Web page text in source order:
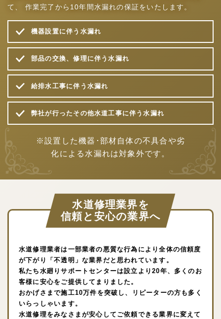
て、
作業完了から10年間水漏れの保証をいたします。
機器設置に伴う水漏れ
部品の交換、修理に伴う水漏れ
給排水工事に伴う水漏れ
弊社が行ったその他水道工事に伴う水漏れ
※設置した機器･部材自体の不具合や劣
化による水漏れは対象外です。
水道修理業界を
信頼と安心の業界へ
水道修理業者は一部業者の悪質な行為により全体の信頼度
が下がり「不透明」な業界だと思われています。
私たち水廻りサポートセンターは設立より20年、多くのお
客様に安心をご提供してまりました。
おかげさまで施工10万件を突破し、リピーターの方も多く
いらっしゃいます。
水道修理をみなさまが安心してご依頼できる業界に変えて